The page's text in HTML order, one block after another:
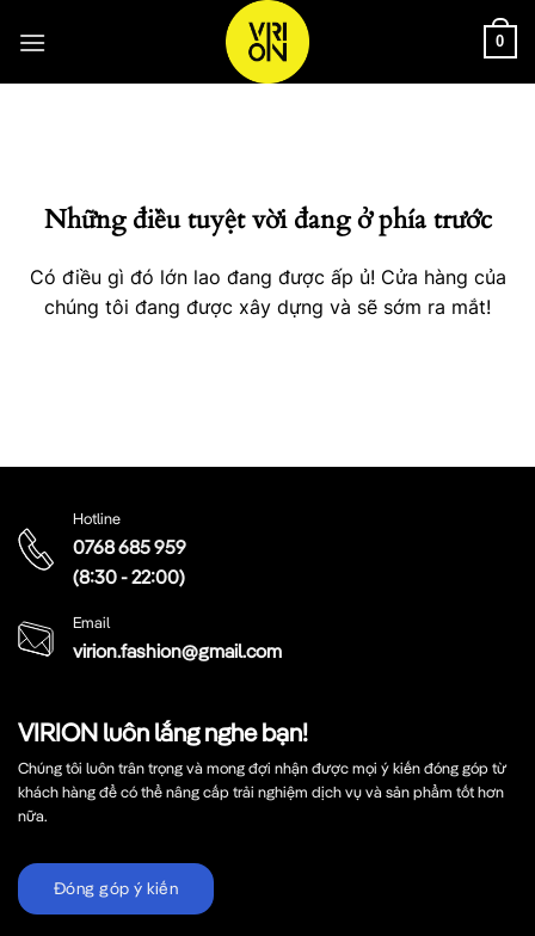
qua
0
Những điều tuyệt vời đang ở phía trước
Có điều gì đó lớn lao đang được ấp ủ! Cửa hàng của
chúng tôi đang được xây dựng và sẽ sớm ra mắt!
VIRION luôn lắng nghe bạn!
Chúng tôi luôn trân trọng và mong đợi nhận được mọi ý kiến đóng góp từ
khách hàng để có thể nâng cấp trải nghiệm dịch vụ và sản phẩm tốt hơn
nữa.
Đóng góp ý kiến
Hotline
0768 685 959
(8:30 - 22:00)
Email
virion.fashion@gmail.com